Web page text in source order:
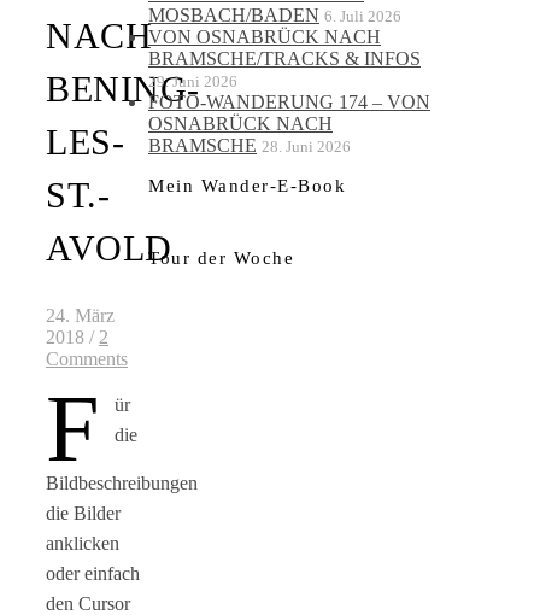
NACH
BENING-
LES-
ST.-
AVOLD
24. März
2018 / 2
Comments
F
ür
die
Bildbeschreibungen
die Bilder
anklicken
oder einfach
den Cursor
MOSBACH/BADEN 6. Juli 2026
VON OSNABRÜCK NACH
BRAMSCHE/TRACKS & INFOS
29. Juni 2026
FOTO-WANDERUNG 174 – VON
OSNABRÜCK NACH
BRAMSCHE 28. Juni 2026
Mein Wander-E-Book
Tour der Woche